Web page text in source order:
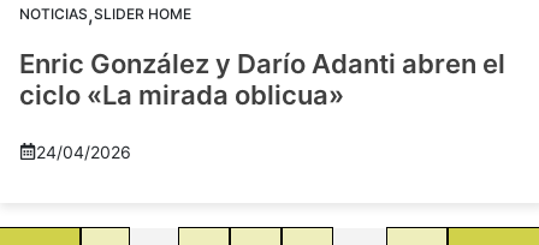
NOTICIAS,SLIDER HOME
Enric González y Darío Adanti abren el
ciclo «La mirada oblicua»
24/04/2026